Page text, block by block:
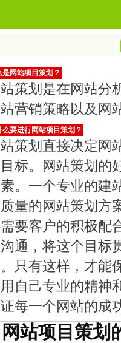
是网站项目策划？
策划是在网站分
营销策略以及网
么要进行网站项目策划？
策划直接决定网
标。网站策划的
。一个专业的建
量的网站策划方
要客户的积极配
通，将这个目标
只有这样，才能
自己专业的精神
每一个网站的成
网站项目策划